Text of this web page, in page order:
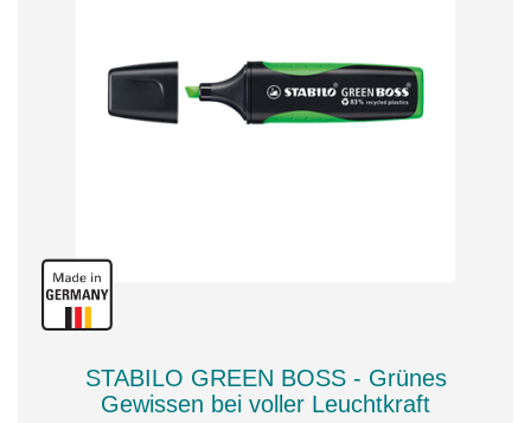
STABILO GREEN BOSS - Grünes
Gewissen bei voller Leuchtkraft